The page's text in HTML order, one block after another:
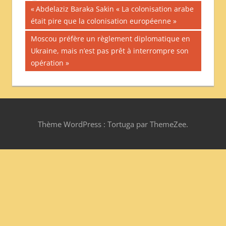
МЕЖДУНАРОДНОЙ
ПРЕССЫ
Navigation
de
l’article
Publication
précédente :
Abdelaziz Baraka Sakin « La colonisation arabe
était pire que la colonisation européenne »
Publication
suivante :
Moscou préfère un règlement diplomatique en
Ukraine, mais n’est pas prêt à interrompre son
opération
Thème WordPress : Tortuga par ThemeZee.